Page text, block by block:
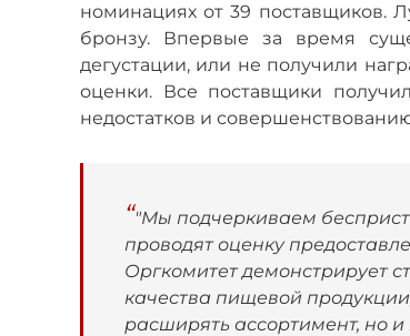
номинациях от 39 поставщиков.
бронзу. Впервые за время
дегустации, или не получили
оценки. Все поставщики
недостатков и
"Мы подчеркиваем
проводят оценку
Оргкомитет демонстрирует
качества пищевой
расширять ассортимент, но